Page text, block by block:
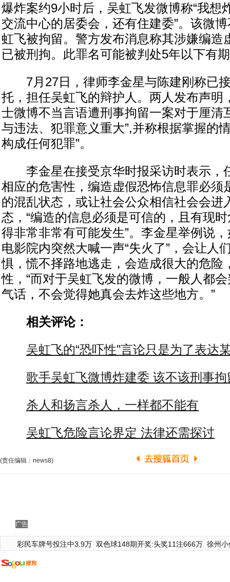
爆炸案约9小时后，吴虹飞发微博称“我想
交流中心的居委会，还有住建委”。该微
虹飞被拘留。警方发布消息称其涉嫌编造
已被刑拘。此罪名可能被判处5年以下有
7月27日，律师李金星与陈建刚称已
托，担任吴虹飞的辩护人。两人发布声明
士微博不当言语遭刑事拘留一案对于厘清
与违法、犯罪意义重大”,并称根据掌握的
构成任何犯罪”。
李金星在接受京华时报采访时表示，
相应的危害性，编造虚假恐怖信息罪必须
的混乱状态，或让社会公众相信社会会进
态，“编造的信息必须是可信的，且有现
得非常非常有可能发生”。李金星举例说
电影院内突然大喊一声“失火了”，会让人
惧，慌不择路地逃走，会造成很大的危险
性，“而对于吴虹飞发的微博，一般人都
气话，不会觉得她真会去炸这些地方。”
相关评论：
吴虹飞的“恐吓性”言论只是为了表达
歌手吴虹飞微博炸建委 该不该刑事拘
杀人和扬言杀人，一样都不能有
吴虹飞危险言论界定 法律还需探讨
(责任编辑：news8)
广告
彩民车牌号投注中3.9万 双色球148期开奖:头奖11注666万 徐州